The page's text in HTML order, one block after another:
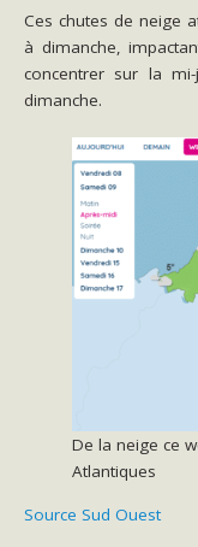
Ces chutes de neige
à dimanche,
concentrer sur la
dimanche.
De la neige ce
Atlantiques
Source Sud Ouest